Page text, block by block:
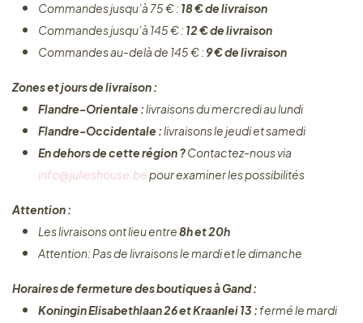
Commandes jusqu’à 75 € : 18 € de livraison
Commandes jusqu’à 145 € : 12 € de livraison
Commandes au-delà de 145 € : 9 € de livraison
Zones et jours de livraison :
Flandre-Orientale :livraisons du mercredi au lundi
Flandre-Occidentale :livraisons le jeudi et samedi
En dehors de cette région ?Contactez-nous via
info@julieshouse.bepour examiner les possibilités
Attention :
Les livraisons ont lieu entre8h et 20h
Attention: Pas de livraisons le mardi et le dimanche
Horaires de fermeture des boutiques à Gand :
Koningin Elisabethlaan 26 et Kraanlei 13 :fermé le mardi